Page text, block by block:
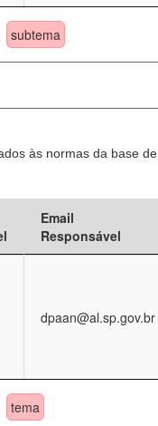
subtema
às normas da base de
Email
Responsável
dpaan@al.sp.gov.br
tema